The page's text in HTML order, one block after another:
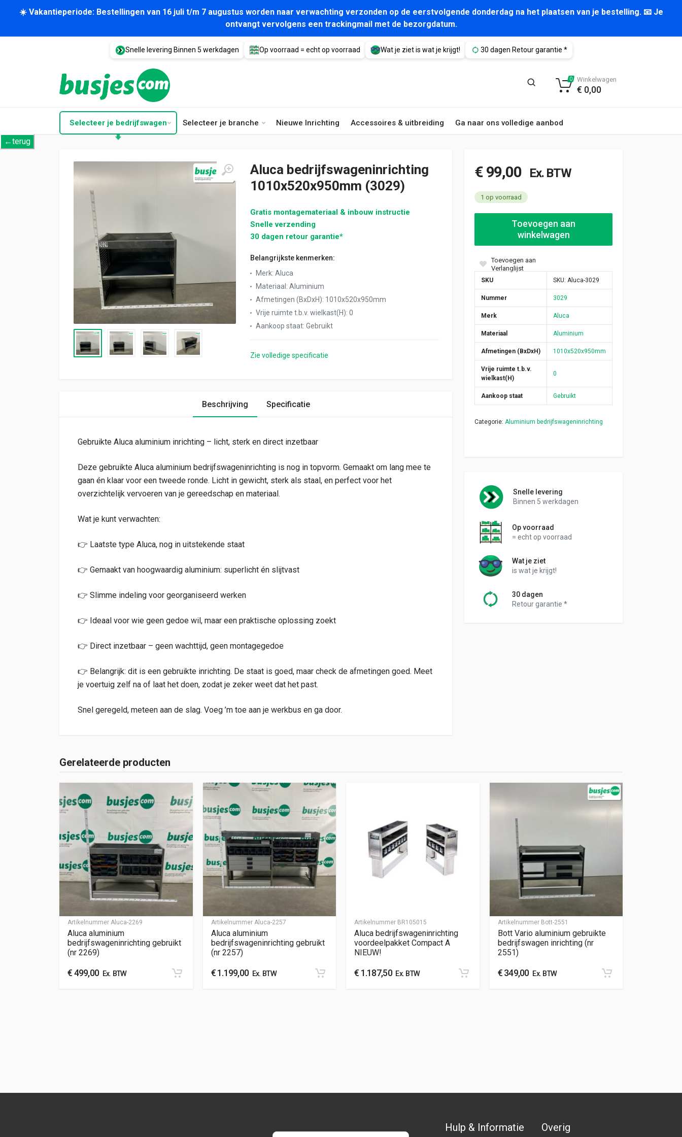
☀️ Vakantieperiode: Bestellingen van 16 juli t/m 7 augustus worden naar verwachting verzonden op de eerstvolgende donderdag na het plaatsen van je bestelling. 📧 Je
ontvangt vervolgens een trackingmail met de bezorgdatum.
Snelle levering Binnen 5 werkdagen Op voorraad = echt op voorraad Wat je ziet is wat je krijgt! 30 dagen Retour garantie *
Selecteer je bedrijfswagen Selecteer je branche Nieuwe Inrichting Accessoires & uitbreiding Ga naar ons volledige aanbod
0 Winkelwagen
€ 0,00
←terug
Aluca bedrijfswageninrichting
1010x520x950mm (3029)
Gratis montagemateriaal & inbouw instructie
Snelle verzending
30 dagen retour garantie*
Belangrijkste kenmerken:
Merk: Aluca
Materiaal : Aluminium
Afmetingen (BxDxH): 1010x520x950mm
Vrije ruimte t.b.v. wielkast(H): 0
Aankoop staat: Gebruikt
Zie volledige specificatie
€99,00 Ex. BTW
1 op voorraad
Aluca bedrijfswageninrichting 1010x520x950mm (3029) aantal
Toevoegen aan
winkelwagen
Toevoegen aan
Verlanglijst
SKU SKU: Aluca-3029
Nummer 3029
Merk Aluca
Materiaal Aluminium
Afmetingen (BxDxH) 1010x520x950mm
Vrije ruimte t.b.v.
wielkast(H)
0
Aankoop staat Gebruikt
Categorie: Aluminium bedrijfswageninrichting
Snelle levering
Binnen 5 werkdagen
Op voorraad
= echt op voorraad
Wat je ziet
is wat je krijgt!
30 dagen
Retour garantie *
Beschrijving Specificatie
Gebruikte Aluca aluminium inrichting – licht, sterk en direct inzetbaar
Deze gebruikte Aluca aluminium bedrijfswageninrichting is nog in topvorm. Gemaakt om lang mee te
gaan én klaar voor een tweede ronde. Licht in gewicht, sterk als staal, en perfect voor het
overzichtelijk vervoeren van je gereedschap en materiaal.
Wat je kunt verwachten:
👉 Laatste type Aluca, nog in uitstekende staat
👉 Gemaakt van hoogwaardig aluminium: superlicht én slijtvast
👉 Slimme indeling voor georganiseerd werken
👉 Ideaal voor wie geen gedoe wil, maar een praktische oplossing zoekt
👉 Direct inzetbaar – geen wachttijd, geen montagegedoe
👉 Belangrijk: dit is een gebruikte inrichting. De staat is goed, maar check de afmetingen goed. Meet
je voertuig zelf na of laat het doen, zodat je zeker weet dat het past.
Snel geregeld, meteen aan de slag. Voeg ’m toe aan je werkbus en ga door.
Gerelateerde producten
Artikelnummer Aluca-2269
Aluca aluminium
bedrijfswageninrichting gebruikt
(nr 2269)
€499,00Ex. BTW
Artikelnummer Aluca-2257
Aluca aluminium
bedrijfswageninrichting gebruikt
(nr 2257)
€1.199,00Ex. BTW
Artikelnummer BR105015
Aluca bedrijfswageninrichting
voordeelpakket Compact A
NIEUW!
€ 1.187,50Ex. BTW
Artikelnummer Bott-2551
Bott Vario aluminium gebruikte
bedrijfswagen inrichting (nr
2551)
€349,00Ex. BTW
Hulp & Informatie Overig